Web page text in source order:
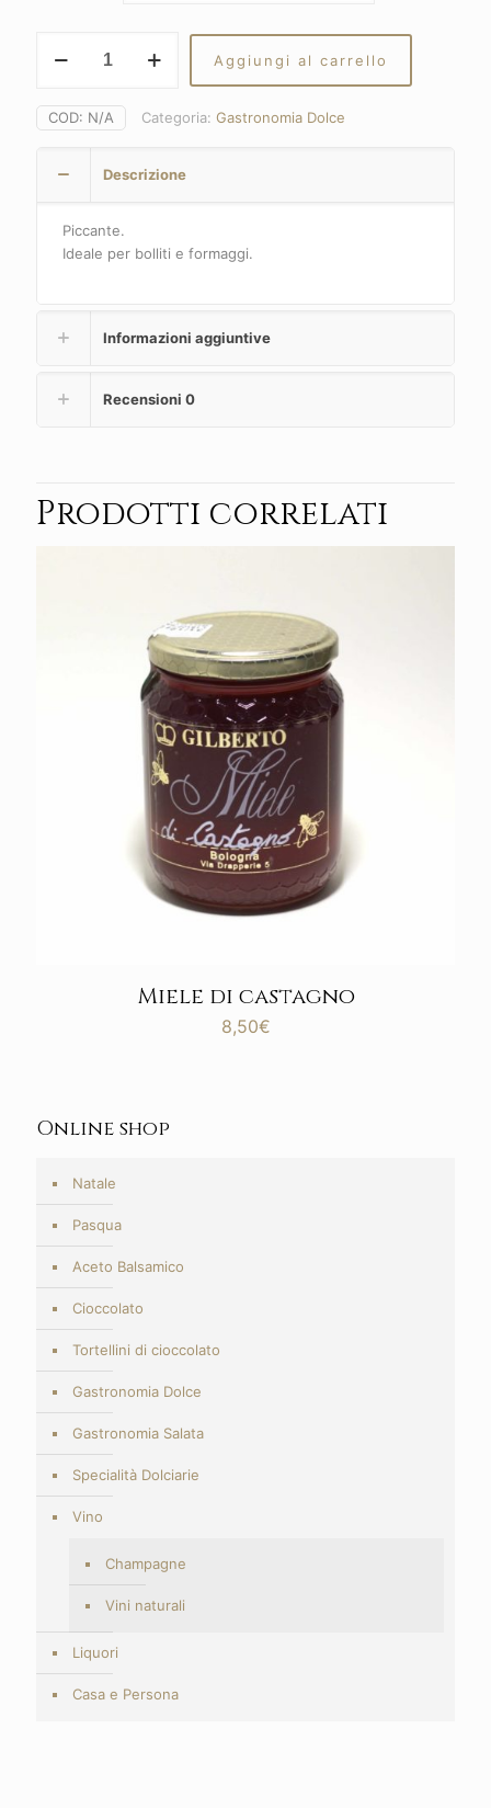
9,90€
a
17,70€
Cremonese
a
cubetti
Aggiungi al carrello
COD: N/A Categoria: Gastronomia Dolce
Descrizione
Piccante.
Ideale per bolliti e formaggi.
Informazioni aggiuntive
Recensioni 0
Prodotti correlati
Miele di castagno
8,50€
Online shop
Natale
Pasqua
Aceto Balsamico
Cioccolato
Tortellini di cioccolato
Gastronomia Dolce
Gastronomia Salata
Specialità Dolciarie
Vino
Champagne
Vini naturali
Liquori
Casa e Persona